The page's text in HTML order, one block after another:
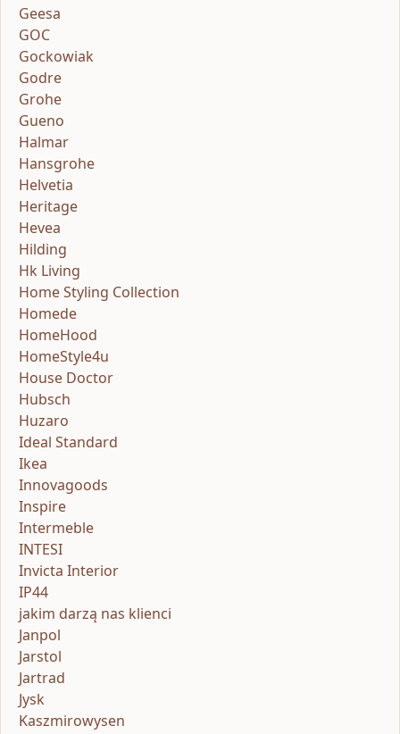
Geesa
GOC
Gockowiak
Godre
Grohe
Gueno
Halmar
Hansgrohe
Helvetia
Heritage
Hevea
Hilding
Hk Living
Home Styling Collection
Homede
HomeHood
HomeStyle4u
House Doctor
Hubsch
Huzaro
Ideal Standard
Ikea
Innovagoods
Inspire
Intermeble
INTESI
Invicta Interior
IP44
jakim darzą nas klienci
Janpol
Jarstol
Jartrad
Jysk
Kaszmirowysen